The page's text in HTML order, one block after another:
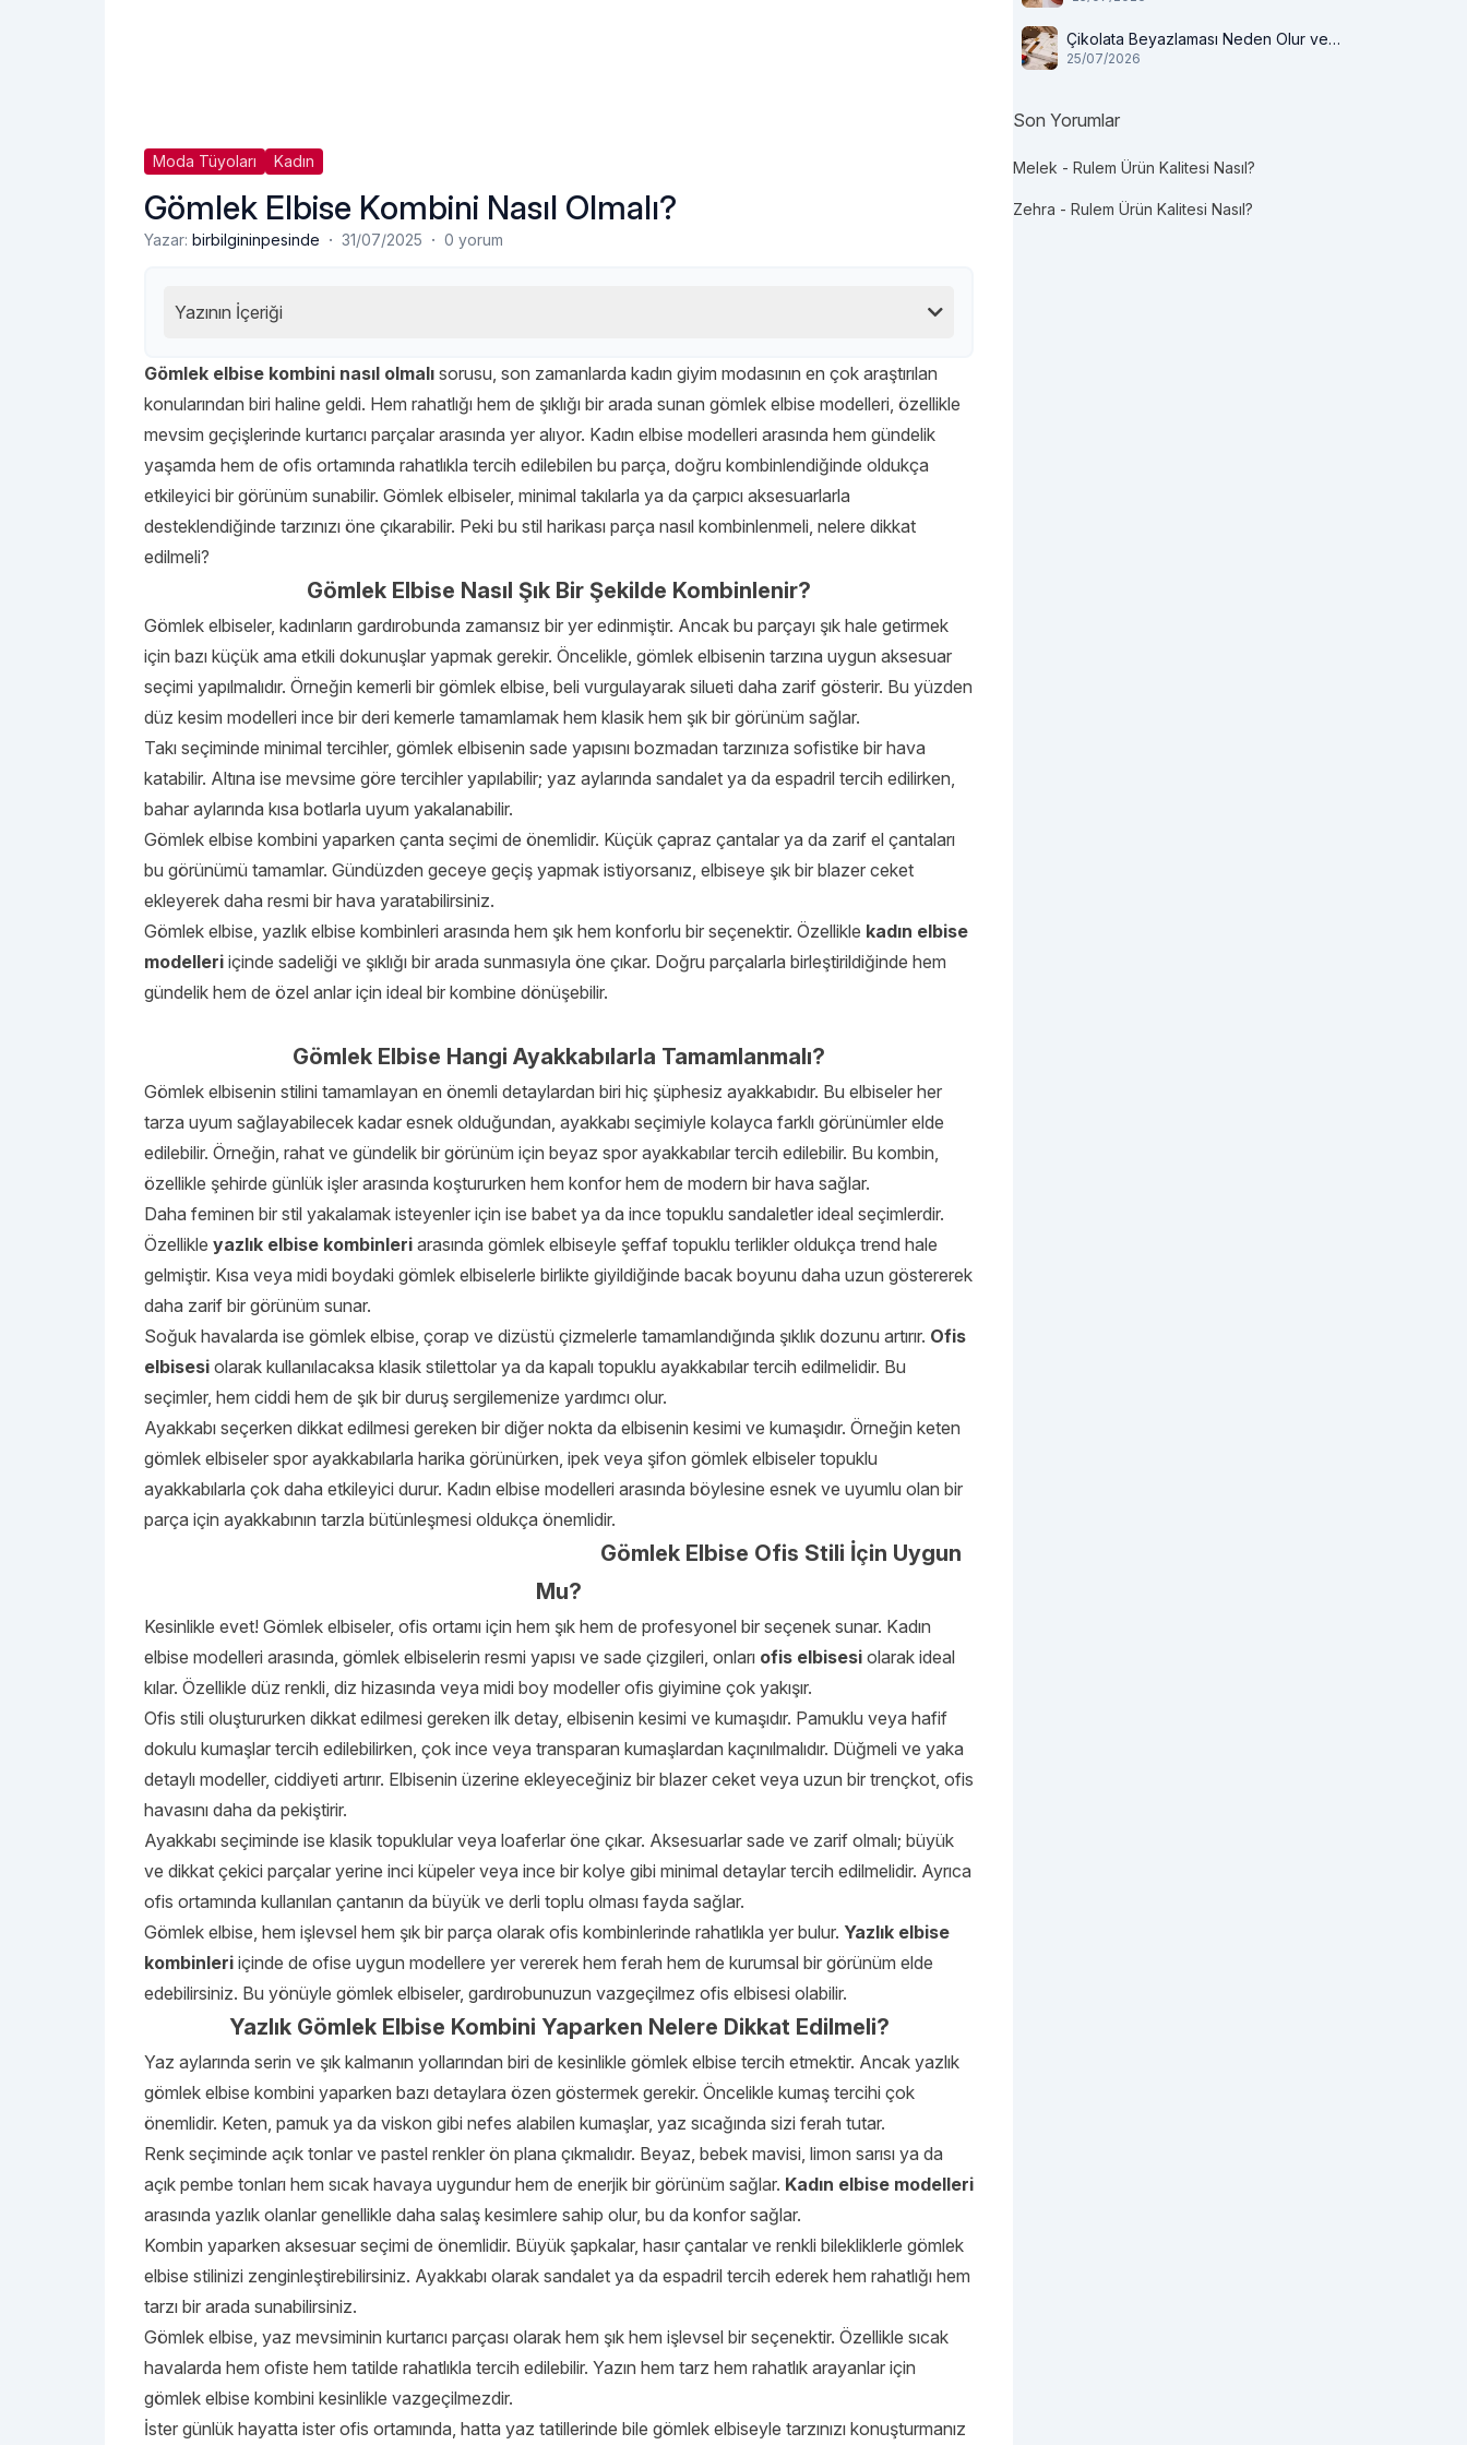
Moda Tüyoları Kadın
Gömlek Elbise Kombini Nasıl Olmalı?
Yazar: birbilgininpesinde · 31/07/2025 · 0 yorum
Yazının İçeriği
Gömlek elbise kombini nasıl olmalı sorusu, son zamanlarda kadın giyim modasının en çok araştırılan
konularından biri haline geldi. Hem rahatlığı hem de şıklığı bir arada sunan gömlek elbise modelleri, özellikle
mevsim geçişlerinde kurtarıcı parçalar arasında yer alıyor. Kadın elbise modelleri arasında hem gündelik
yaşamda hem de ofis ortamında rahatlıkla tercih edilebilen bu parça, doğru kombinlendiğinde oldukça
etkileyici bir görünüm sunabilir. Gömlek elbiseler, minimal takılarla ya da çarpıcı aksesuarlarla
desteklendiğinde tarzınızı öne çıkarabilir. Peki bu stil harikası parça nasıl kombinlenmeli, nelere dikkat
edilmeli?
Gömlek Elbise Nasıl Şık Bir Şekilde Kombinlenir?
Gömlek elbiseler, kadınların gardırobunda zamansız bir yer edinmiştir. Ancak bu parçayı şık hale getirmek
için bazı küçük ama etkili dokunuşlar yapmak gerekir. Öncelikle, gömlek elbisenin tarzına uygun aksesuar
seçimi yapılmalıdır. Örneğin kemerli bir gömlek elbise, beli vurgulayarak silueti daha zarif gösterir. Bu yüzden
düz kesim modelleri ince bir deri kemerle tamamlamak hem klasik hem şık bir görünüm sağlar.
Takı seçiminde minimal tercihler, gömlek elbisenin sade yapısını bozmadan tarzınıza sofistike bir hava
katabilir. Altına ise mevsime göre tercihler yapılabilir; yaz aylarında sandalet ya da espadril tercih edilirken,
bahar aylarında kısa botlarla uyum yakalanabilir.
Gömlek elbise kombini yaparken çanta seçimi de önemlidir. Küçük çapraz çantalar ya da zarif el çantaları
bu görünümü tamamlar. Gündüzden geceye geçiş yapmak istiyorsanız, elbiseye şık bir blazer ceket
ekleyerek daha resmi bir hava yaratabilirsiniz.
Gömlek elbise, yazlık elbise kombinleri arasında hem şık hem konforlu bir seçenektir. Özellikle kadın elbise
modelleri içinde sadeliği ve şıklığı bir arada sunmasıyla öne çıkar. Doğru parçalarla birleştirildiğinde hem
gündelik hem de özel anlar için ideal bir kombine dönüşebilir.
Gömlek Elbise Hangi Ayakkabılarla Tamamlanmalı?
Gömlek elbisenin stilini tamamlayan en önemli detaylardan biri hiç şüphesiz ayakkabıdır. Bu elbiseler her
tarza uyum sağlayabilecek kadar esnek olduğundan, ayakkabı seçimiyle kolayca farklı görünümler elde
edilebilir. Örneğin, rahat ve gündelik bir görünüm için beyaz spor ayakkabılar tercih edilebilir. Bu kombin,
özellikle şehirde günlük işler arasında koştururken hem konfor hem de modern bir hava sağlar.
Daha feminen bir stil yakalamak isteyenler için ise babet ya da ince topuklu sandaletler ideal seçimlerdir.
Özellikle yazlık elbise kombinleri arasında gömlek elbiseyle şeffaf topuklu terlikler oldukça trend hale
gelmiştir. Kısa veya midi boydaki gömlek elbiselerle birlikte giyildiğinde bacak boyunu daha uzun göstererek
daha zarif bir görünüm sunar.
Soğuk havalarda ise gömlek elbise, çorap ve dizüstü çizmelerle tamamlandığında şıklık dozunu artırır. Ofis
elbisesi olarak kullanılacaksa klasik stilettolar ya da kapalı topuklu ayakkabılar tercih edilmelidir. Bu
seçimler, hem ciddi hem de şık bir duruş sergilemenize yardımcı olur.
Ayakkabı seçerken dikkat edilmesi gereken bir diğer nokta da elbisenin kesimi ve kumaşıdır. Örneğin keten
gömlek elbiseler spor ayakkabılarla harika görünürken, ipek veya şifon gömlek elbiseler topuklu
ayakkabılarla çok daha etkileyici durur. Kadın elbise modelleri arasında böylesine esnek ve uyumlu olan bir
parça için ayakkabının tarzla bütünleşmesi oldukça önemlidir.
Gömlek Elbise Ofis Stili İçin Uygun
Mu?
Kesinlikle evet! Gömlek elbiseler, ofis ortamı için hem şık hem de profesyonel bir seçenek sunar. Kadın
elbise modelleri arasında, gömlek elbiselerin resmi yapısı ve sade çizgileri, onları ofis elbisesi olarak ideal
kılar. Özellikle düz renkli, diz hizasında veya midi boy modeller ofis giyimine çok yakışır.
Ofis stili oluştururken dikkat edilmesi gereken ilk detay, elbisenin kesimi ve kumaşıdır. Pamuklu veya hafif
dokulu kumaşlar tercih edilebilirken, çok ince veya transparan kumaşlardan kaçınılmalıdır. Düğmeli ve yaka
detaylı modeller, ciddiyeti artırır. Elbisenin üzerine ekleyeceğiniz bir blazer ceket veya uzun bir trençkot, ofis
havasını daha da pekiştirir.
Ayakkabı seçiminde ise klasik topuklular veya loaferlar öne çıkar. Aksesuarlar sade ve zarif olmalı; büyük
ve dikkat çekici parçalar yerine inci küpeler veya ince bir kolye gibi minimal detaylar tercih edilmelidir. Ayrıca
ofis ortamında kullanılan çantanın da büyük ve derli toplu olması fayda sağlar.
Gömlek elbise, hem işlevsel hem şık bir parça olarak ofis kombinlerinde rahatlıkla yer bulur. Yazlık elbise
kombinleri içinde de ofise uygun modellere yer vererek hem ferah hem de kurumsal bir görünüm elde
edebilirsiniz. Bu yönüyle gömlek elbiseler, gardırobunuzun vazgeçilmez ofis elbisesi olabilir.
Yazlık Gömlek Elbise Kombini Yaparken Nelere Dikkat Edilmeli?
Yaz aylarında serin ve şık kalmanın yollarından biri de kesinlikle gömlek elbise tercih etmektir. Ancak yazlık
gömlek elbise kombini yaparken bazı detaylara özen göstermek gerekir. Öncelikle kumaş tercihi çok
önemlidir. Keten, pamuk ya da viskon gibi nefes alabilen kumaşlar, yaz sıcağında sizi ferah tutar.
Renk seçiminde açık tonlar ve pastel renkler ön plana çıkmalıdır. Beyaz, bebek mavisi, limon sarısı ya da
açık pembe tonları hem sıcak havaya uygundur hem de enerjik bir görünüm sağlar. Kadın elbise modelleri
arasında yazlık olanlar genellikle daha salaş kesimlere sahip olur, bu da konfor sağlar.
Kombin yaparken aksesuar seçimi de önemlidir. Büyük şapkalar, hasır çantalar ve renkli bilekliklerle gömlek
elbise stilinizi zenginleştirebilirsiniz. Ayakkabı olarak sandalet ya da espadril tercih ederek hem rahatlığı hem
tarzı bir arada sunabilirsiniz.
Gömlek elbise, yaz mevsiminin kurtarıcı parçası olarak hem şık hem işlevsel bir seçenektir. Özellikle sıcak
havalarda hem ofiste hem tatilde rahatlıkla tercih edilebilir. Yazın hem tarz hem rahatlık arayanlar için
gömlek elbise kombini kesinlikle vazgeçilmezdir.
İster günlük hayatta ister ofis ortamında, hatta yaz tatillerinde bile gömlek elbiseyle tarzınızı konuşturmanız
Çikolata Beyazlaması Neden Olur ve
Tüketilir mi?
25/07/2026
Son Yorumlar
Melek - Rulem Ürün Kalitesi Nasıl?
Zehra - Rulem Ürün Kalitesi Nasıl?